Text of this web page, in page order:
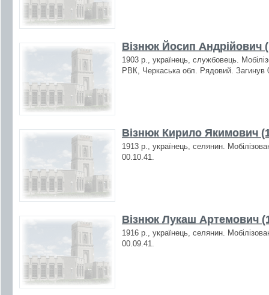
Візнюк Йосип Андрійович
1903 р., українець, службовець.
РВК, Черкаська обл. Рядовий. Загинув
Візнюк Кирило Якимович
1913 р., українець, селянин.
00.10.41.
Візнюк Лукаш Артемович
1916 р., українець, селянин.
00.09.41.